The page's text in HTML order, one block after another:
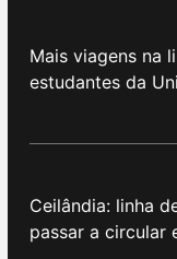
Mais viagens na
estudantes da
Ceilândia: linha
passar a circular